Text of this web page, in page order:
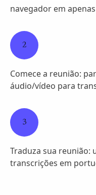
navegador em
2
Comece a reunião:
áudio/vídeo para
3
Traduza sua reunião:
transcrições em